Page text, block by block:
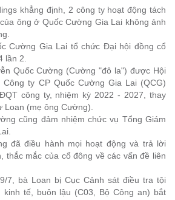
khẳng định, 2 công ty hoạt động tách
ông ở Quốc Cường Gia Lai không ảnh
Cường Gia Lai tổ chức Đại hội đồng cổ
lần 2.
Quốc Cường (Cường "đô la") được Hội
ty CP Quốc Cường Gia Lai (QCG)
công ty, nhiệm kỳ 2022 - 2027, thay
Loan (mẹ ông Cường).
cũng đảm nhiệm chức vụ Tổng Giám
đã điều hành mọi hoạt động và trả lời
thắc mắc của cổ đông về các vấn đề liên
7, bà Loan bị Cục Cảnh sát điều tra tội
kinh tế, buôn lậu (C03, Bộ Công an) bắt